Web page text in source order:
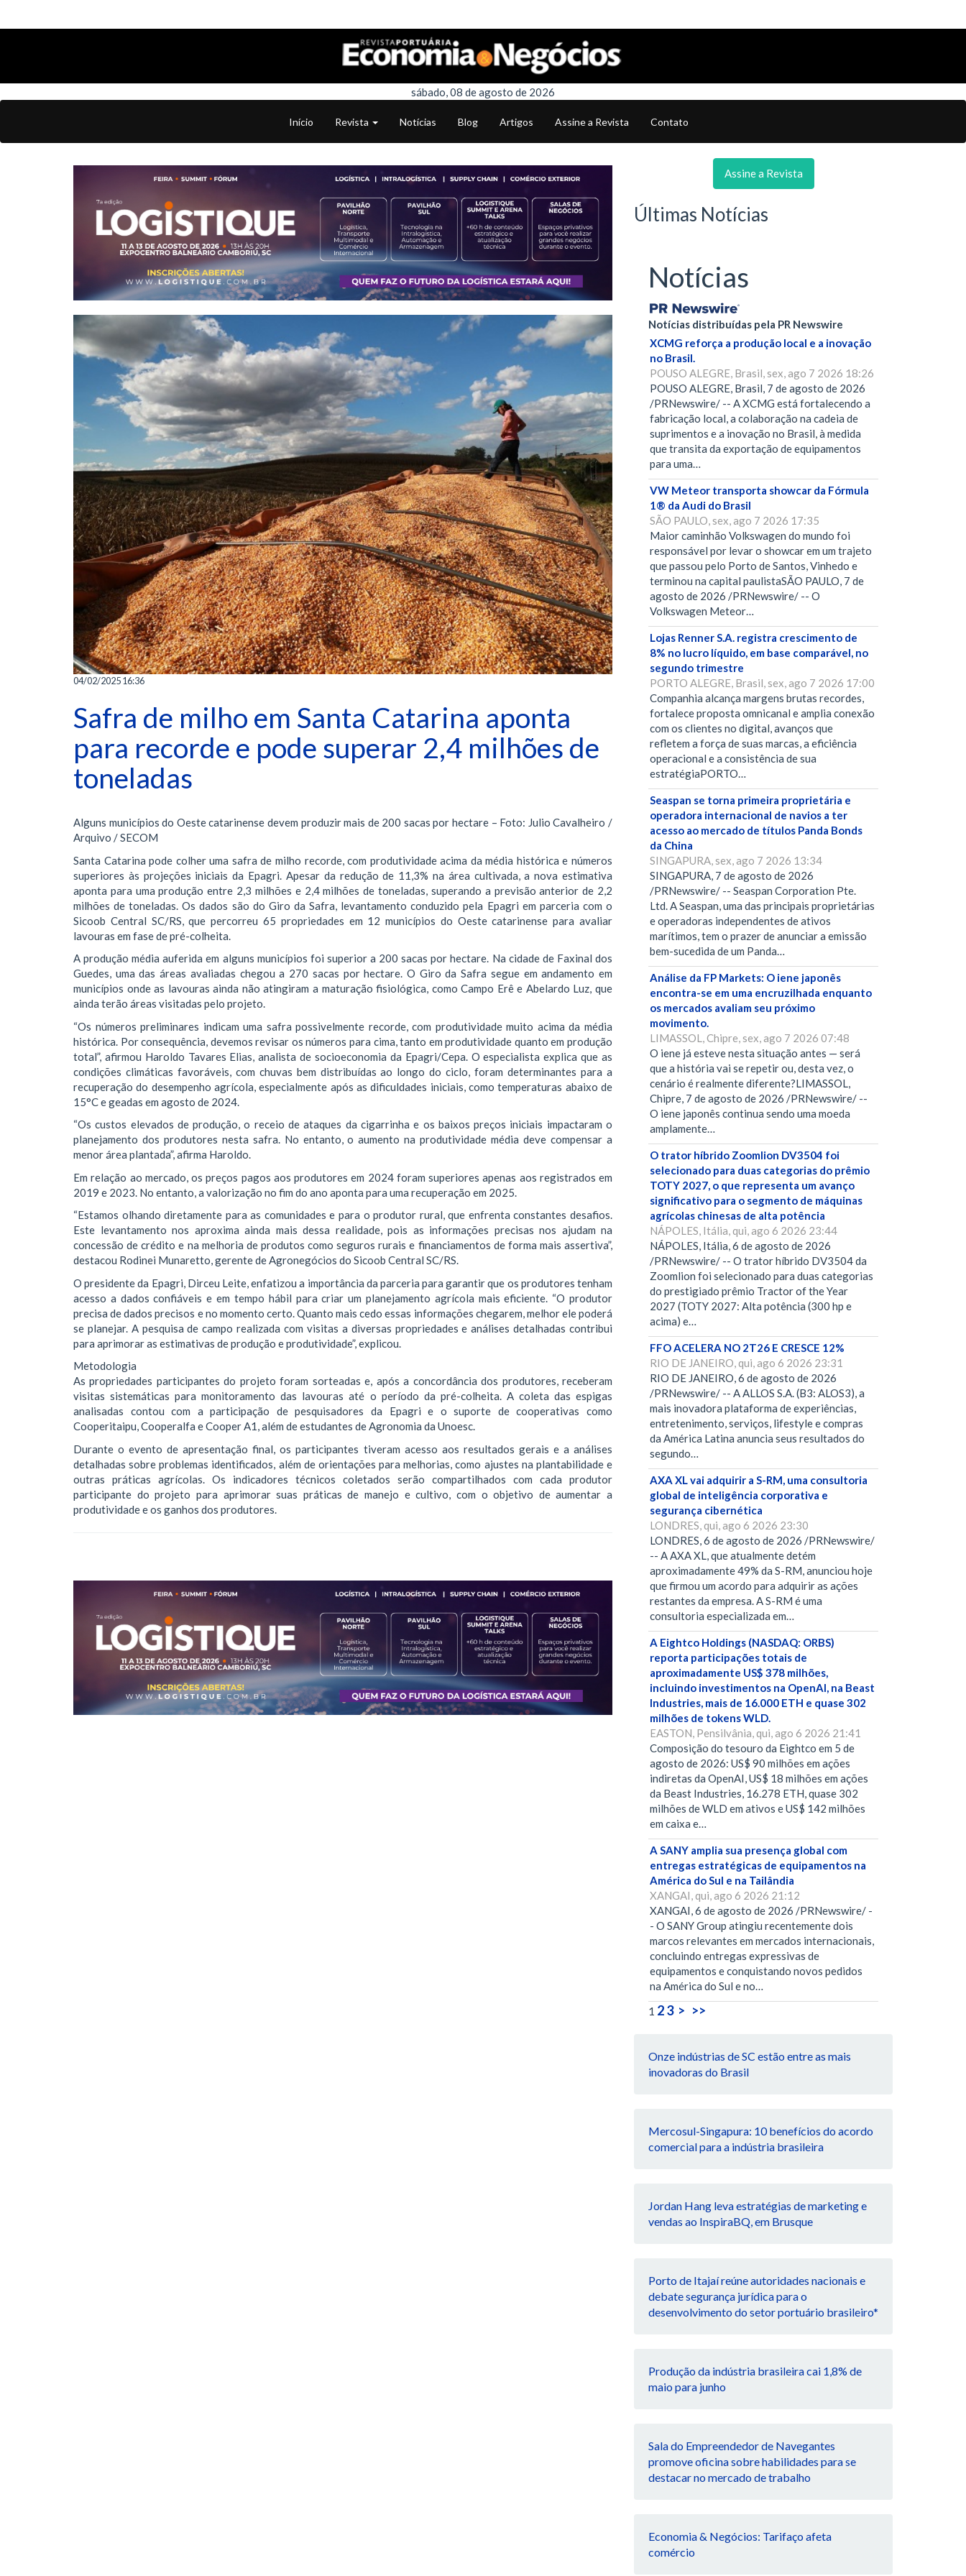
sábado, 08 de agosto de 2026
Início Revista Notícias Blog Artigos Assine a Revista Contato
04/02/2025 16:36
Safra de milho em Santa Catarina aponta
para recorde e pode superar 2,4 milhões de
toneladas
Alguns municípios do Oeste catarinense devem produzir mais de 200 sacas por hectare – Foto: Julio Cavalheiro /
Arquivo / SECOM
Santa Catarina pode colher uma safra de milho recorde, com produtividade acima da média histórica e números
superiores às projeções iniciais da Epagri. Apesar da redução de 11,3% na área cultivada, a nova estimativa
aponta para uma produção entre 2,3 milhões e 2,4 milhões de toneladas, superando a previsão anterior de 2,2
milhões de toneladas. Os dados são do Giro da Safra, levantamento conduzido pela Epagri em parceria com o
Sicoob Central SC/RS, que percorreu 65 propriedades em 12 municípios do Oeste catarinense para avaliar
lavouras em fase de pré-colheita.
A produção média auferida em alguns municípios foi superior a 200 sacas por hectare. Na cidade de Faxinal dos
Guedes, uma das áreas avaliadas chegou a 270 sacas por hectare. O Giro da Safra segue em andamento em
municípios onde as lavouras ainda não atingiram a maturação fisiológica, como Campo Erê e Abelardo Luz, que
ainda terão áreas visitadas pelo projeto.
“Os números preliminares indicam uma safra possivelmente recorde, com produtividade muito acima da média
histórica. Por consequência, devemos revisar os números para cima, tanto em produtividade quanto em produção
total”, afirmou Haroldo Tavares Elias, analista de socioeconomia da Epagri/Cepa. O especialista explica que as
condições climáticas favoráveis, com chuvas bem distribuídas ao longo do ciclo, foram determinantes para a
recuperação do desempenho agrícola, especialmente após as dificuldades iniciais, como temperaturas abaixo de
15°C e geadas em agosto de 2024.
“Os custos elevados de produção, o receio de ataques da cigarrinha e os baixos preços iniciais impactaram o
planejamento dos produtores nesta safra. No entanto, o aumento na produtividade média deve compensar a
menor área plantada”, afirma Haroldo.
Em relação ao mercado, os preços pagos aos produtores em 2024 foram superiores apenas aos registrados em
2019 e 2023. No entanto, a valorização no fim do ano aponta para uma recuperação em 2025.
“Estamos olhando diretamente para as comunidades e para o produtor rural, que enfrenta constantes desafios.
Este levantamento nos aproxima ainda mais dessa realidade, pois as informações precisas nos ajudam na
concessão de crédito e na melhoria de produtos como seguros rurais e financiamentos de forma mais assertiva”,
destacou Rodinei Munaretto, gerente de Agronegócios do Sicoob Central SC/RS.
O presidente da Epagri, Dirceu Leite, enfatizou a importância da parceria para garantir que os produtores tenham
acesso a dados confiáveis e em tempo hábil para criar um planejamento agrícola mais eficiente. “O produtor
precisa de dados precisos e no momento certo. Quanto mais cedo essas informações chegarem, melhor ele poderá
se planejar. A pesquisa de campo realizada com visitas a diversas propriedades e análises detalhadas contribui
para aprimorar as estimativas de produção e produtividade”, explicou.
Metodologia
As propriedades participantes do projeto foram sorteadas e, após a concordância dos produtores, receberam
visitas sistemáticas para monitoramento das lavouras até o período da pré-colheita. A coleta das espigas
analisadas contou com a participação de pesquisadores da Epagri e o suporte de cooperativas como
Cooperitaipu, Cooperalfa e Cooper A1, além de estudantes de Agronomia da Unoesc.
Durante o evento de apresentação final, os participantes tiveram acesso aos resultados gerais e a análises
detalhadas sobre problemas identificados, além de orientações para melhorias, como ajustes na plantabilidade e
outras práticas agrícolas. Os indicadores técnicos coletados serão compartilhados com cada produtor
participante do projeto para aprimorar suas práticas de manejo e cultivo, com o objetivo de aumentar a
produtividade e os ganhos dos produtores.
Assine a Revista
Últimas Notícias
Notícias
Notícias distribuídas pela PR Newswire
XCMG reforça a produção local e a inovação
no Brasil.
POUSO ALEGRE, Brasil, sex, ago 7 2026 18:26
POUSO ALEGRE, Brasil, 7 de agosto de 2026
/PRNewswire/ -- A XCMG está fortalecendo a
fabricação local, a colaboração na cadeia de
suprimentos e a inovação no Brasil, à medida
que transita da exportação de equipamentos
para uma…
VW Meteor transporta showcar da Fórmula
1® da Audi do Brasil
SÃO PAULO, sex, ago 7 2026 17:35
Maior caminhão Volkswagen do mundo foi
responsável por levar o showcar em um trajeto
que passou pelo Porto de Santos, Vinhedo e
terminou na capital paulistaSÃO PAULO, 7 de
agosto de 2026 /PRNewswire/ -- O
Volkswagen Meteor…
Lojas Renner S.A. registra crescimento de
8% no lucro líquido, em base comparável, no
segundo trimestre
PORTO ALEGRE, Brasil, sex, ago 7 2026 17:00
Companhia alcança margens brutas recordes,
fortalece proposta omnicanal e amplia conexão
com os clientes no digital, avanços que
refletem a força de suas marcas, a eficiência
operacional e a consistência de sua
estratégiaPORTO…
Seaspan se torna primeira proprietária e
operadora internacional de navios a ter
acesso ao mercado de títulos Panda Bonds
da China
SINGAPURA, sex, ago 7 2026 13:34
SINGAPURA, 7 de agosto de 2026
/PRNewswire/ -- Seaspan Corporation Pte.
Ltd. A Seaspan, uma das principais proprietárias
e operadoras independentes de ativos
marítimos, tem o prazer de anunciar a emissão
bem-sucedida de um Panda…
Análise da FP Markets: O iene japonês
encontra-se em uma encruzilhada enquanto
os mercados avaliam seu próximo
movimento.
LIMASSOL, Chipre, sex, ago 7 2026 07:48
O iene já esteve nesta situação antes — será
que a história vai se repetir ou, desta vez, o
cenário é realmente diferente?LIMASSOL,
Chipre, 7 de agosto de 2026 /PRNewswire/ --
O iene japonês continua sendo uma moeda
amplamente…
O trator híbrido Zoomlion DV3504 foi
selecionado para duas categorias do prêmio
TOTY 2027, o que representa um avanço
significativo para o segmento de máquinas
agrícolas chinesas de alta potência
NÁPOLES, Itália, qui, ago 6 2026 23:44
NÁPOLES, Itália, 6 de agosto de 2026
/PRNewswire/ -- O trator híbrido DV3504 da
Zoomlion foi selecionado para duas categorias
do prestigiado prêmio Tractor of the Year
2027 (TOTY 2027: Alta potência (300 hp e
acima) e…
FFO ACELERA NO 2T26 E CRESCE 12%
RIO DE JANEIRO, qui, ago 6 2026 23:31
RIO DE JANEIRO, 6 de agosto de 2026
/PRNewswire/ -- A ALLOS S.A. (B3: ALOS3), a
mais inovadora plataforma de experiências,
entretenimento, serviços, lifestyle e compras
da América Latina anuncia seus resultados do
segundo…
AXA XL vai adquirir a S-RM, uma consultoria
global de inteligência corporativa e
segurança cibernética
LONDRES, qui, ago 6 2026 23:30
LONDRES, 6 de agosto de 2026 /PRNewswire/
-- A AXA XL, que atualmente detém
aproximadamente 49% da S-RM, anunciou hoje
que firmou um acordo para adquirir as ações
restantes da empresa. A S-RM é uma
consultoria especializada em…
A Eightco Holdings (NASDAQ: ORBS)
reporta participações totais de
aproximadamente US$ 378 milhões,
incluindo investimentos na OpenAI, na Beast
Industries, mais de 16.000 ETH e quase 302
milhões de tokens WLD.
EASTON, Pensilvânia, qui, ago 6 2026 21:41
Composição do tesouro da Eightco em 5 de
agosto de 2026: US$ 90 milhões em ações
indiretas da OpenAI, US$ 18 milhões em ações
da Beast Industries, 16.278 ETH, quase 302
milhões de WLD em ativos e US$ 142 milhões
em caixa e…
A SANY amplia sua presença global com
entregas estratégicas de equipamentos na
América do Sul e na Tailândia
XANGAI, qui, ago 6 2026 21:12
XANGAI, 6 de agosto de 2026 /PRNewswire/ -
- O SANY Group atingiu recentemente dois
marcos relevantes em mercados internacionais,
concluindo entregas expressivas de
equipamentos e conquistando novos pedidos
na América do Sul e no…
1 23 > >>
Onze indústrias de SC estão entre as mais
inovadoras do Brasil
Mercosul-Singapura: 10 benefícios do acordo
comercial para a indústria brasileira
Jordan Hang leva estratégias de marketing e
vendas ao InspiraBQ, em Brusque
Porto de Itajaí reúne autoridades nacionais e
debate segurança jurídica para o
desenvolvimento do setor portuário brasileiro*
Produção da indústria brasileira cai 1,8% de
maio para junho
Sala do Empreendedor de Navegantes
promove oficina sobre habilidades para se
destacar no mercado de trabalho
Economia & Negócios: Tarifaço afeta
comércio